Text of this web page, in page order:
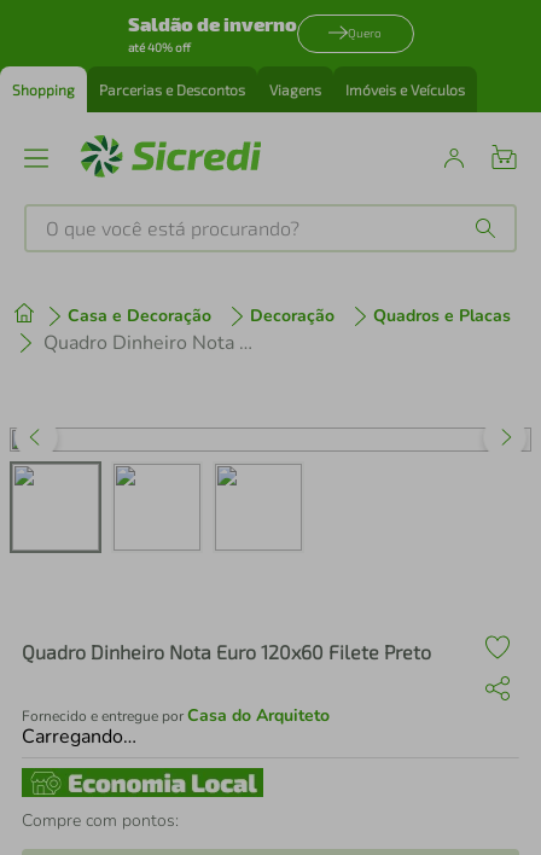
Saldão de inverno
até 40% off
Quero
Shopping Parcerias e Descontos Viagens Imóveis e Veículos
O que você está procurando?
Casa e Decoração Decoração Quadros e Placas
Quadro Dinheiro Nota Euro 120x60 Filete Preto
Quadro Dinheiro Nota Euro 120x60 Filete Preto
Fornecido e entregue porCasa do Arquiteto
Carregando…
Compre com pontos:
1º tenis
perfume